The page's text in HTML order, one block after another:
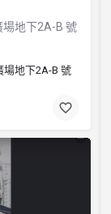
地下2A-B 號
地下2A-B 號